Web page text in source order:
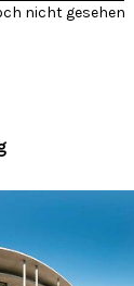
nicht gesehen